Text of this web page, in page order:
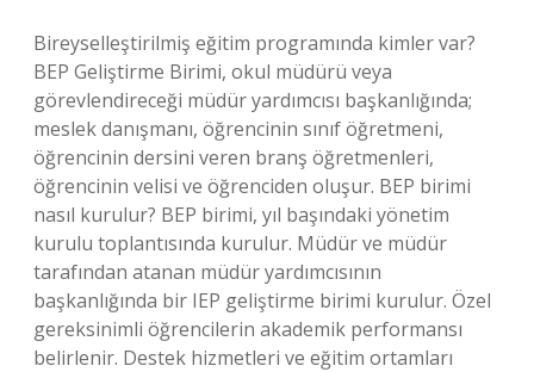
Bireyselleştirilmiş eğitim programında kimler var?
BEP Geliştirme Birimi, okul müdürü veya
görevlendireceği müdür yardımcısı başkanlığında;
meslek danışmanı, öğrencinin sınıf öğretmeni,
öğrencinin dersini veren branş öğretmenleri,
öğrencinin velisi ve öğrenciden oluşur. BEP birimi
nasıl kurulur? BEP birimi, yıl başındaki yönetim
kurulu toplantısında kurulur. Müdür ve müdür
tarafından atanan müdür yardımcısının
başkanlığında bir IEP geliştirme birimi kurulur. Özel
gereksinimli öğrencilerin akademik performansı
belirlenir. Destek hizmetleri ve eğitim ortamları